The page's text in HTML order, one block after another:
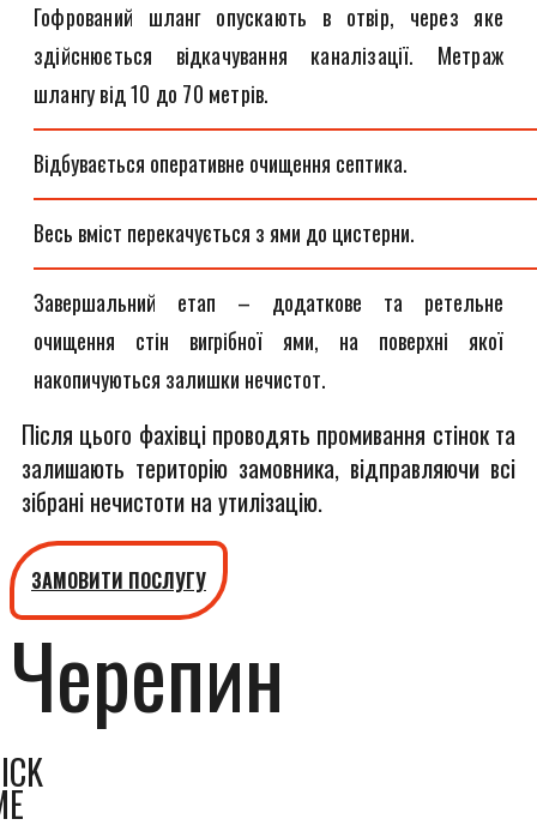
Гофрований шланг опускають в отвір, через яке
здійснюється відкачування каналізації. Метраж
шлангу від 10 до 70 метрів.
Відбувається оперативне очищення септика.
Весь вміст перекачується з ями до цистерни.
Завершальний етап – додаткове та ретельне
очищення стін вигрібної ями, на поверхні якої
накопичуються залишки нечистот.
Після цього фахівці проводять промивання стінок та
залишають територію замовника, відправляючи всі
зібрані нечистоти на утилізацію.
ЗАМОВИТИ ПОСЛУГУ
Черепин